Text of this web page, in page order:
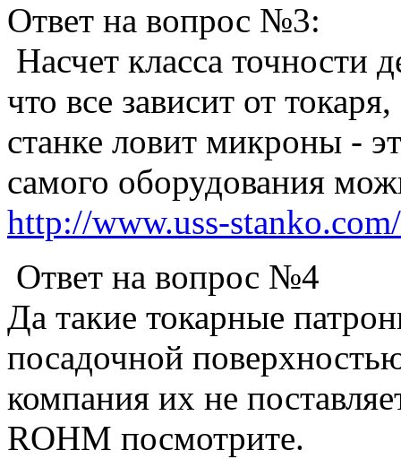
Ответ на вопрос №3:
Насчет класса точности
что все зависит от
станке ловит микроны -
самого оборудования
http://www.uss-
Ответ на вопрос №4
Да такие токарные
посадочной
компания их не
ROHM посмотрите.